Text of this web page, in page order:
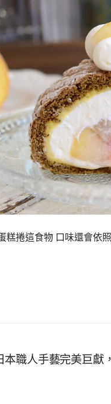
捲這食物 口味還會依
職人手藝完美巨獻